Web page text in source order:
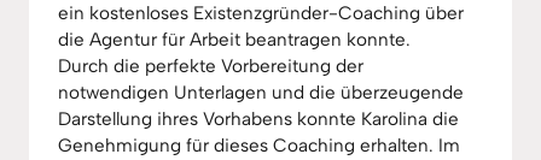
ein kostenloses Existenzgründer-Coaching über
die Agentur für Arbeit beantragen konnte.
Durch die perfekte Vorbereitung der
notwendigen Unterlagen und die überzeugende
Darstellung ihres Vorhabens konnte Karolina die
Genehmigung für dieses Coaching erhalten. Im